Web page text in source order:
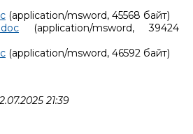
(application/msword, 45568 байт)
(application/msword, 39424
(application/msword, 46592 байт)
21:39